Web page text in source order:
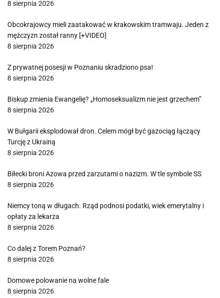
8 sierpnia 2026
Obcokrajowcy mieli zaatakować w krakowskim tramwaju. Jeden z
mężczyzn został ranny [+VIDEO]
8 sierpnia 2026
Z prywatnej posesji w Poznaniu skradziono psa!
8 sierpnia 2026
Biskup zmienia Ewangelię? „Homoseksualizm nie jest grzechem”
8 sierpnia 2026
W Bułgarii eksplodował dron. Celem mógł być gazociąg łączący
Turcję z Ukrainą
8 sierpnia 2026
Biłecki broni Azowa przed zarzutami o nazizm. W tle symbole SS
8 sierpnia 2026
Niemcy toną w długach. Rząd podnosi podatki, wiek emerytalny i
opłaty za lekarza
8 sierpnia 2026
Co dalej z Torem Poznań?
8 sierpnia 2026
Domowe polowanie na wolne fale
8 sierpnia 2026